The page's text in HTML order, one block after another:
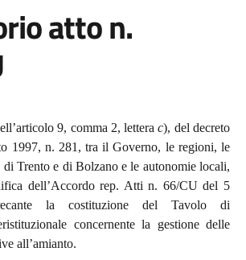
atto n.
9, comma 2, letterac), del decreto
1997, n. 281, tra il Governo, le regioni, le
di Trento e di Bolzano e le autonomie locali,
dell’Accordo rep. Atti n. 66/CU del 5
la costituzione del Tavolo di
concernente la gestione delle
all’amianto.